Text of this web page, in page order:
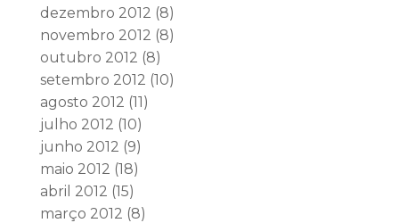
dezembro 2012 (8)
novembro 2012 (8)
outubro 2012 (8)
setembro 2012 (10)
agosto 2012 (11)
julho 2012 (10)
junho 2012 (9)
maio 2012 (18)
abril 2012 (15)
março 2012 (8)